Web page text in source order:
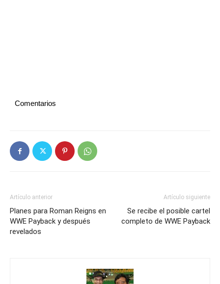
Comentarios
Artículo anterior
Planes para Roman Reigns en
WWE Payback y después
revelados
Artículo siguiente
Se recibe el posible cartel
completo de WWE Payback